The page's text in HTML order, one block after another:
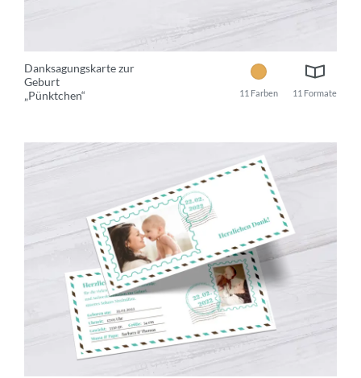
Danksagungskarte zur
Geburt
„Pünktchen“
11 Formate
11 Farben